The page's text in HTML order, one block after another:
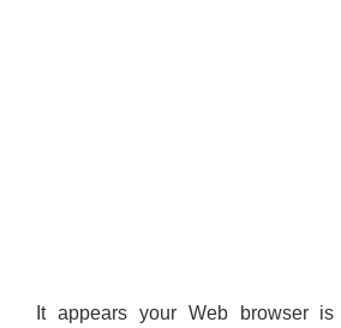
It appears your Web browser